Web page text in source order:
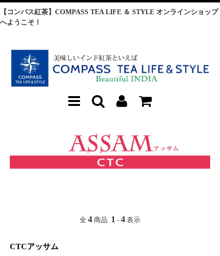
【コンパス紅茶】COMPASS TEA LIFE ＆ STYLE オンラインショップ
へようこそ！
全 4 商品 1 - 4 表示
CTCアッサム